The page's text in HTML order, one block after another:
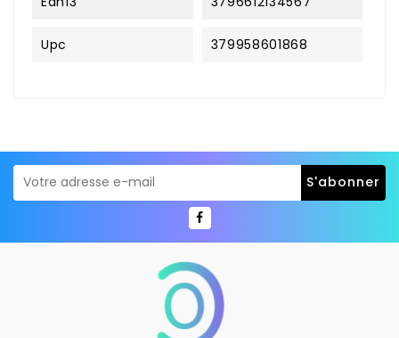
Upc 379958601868